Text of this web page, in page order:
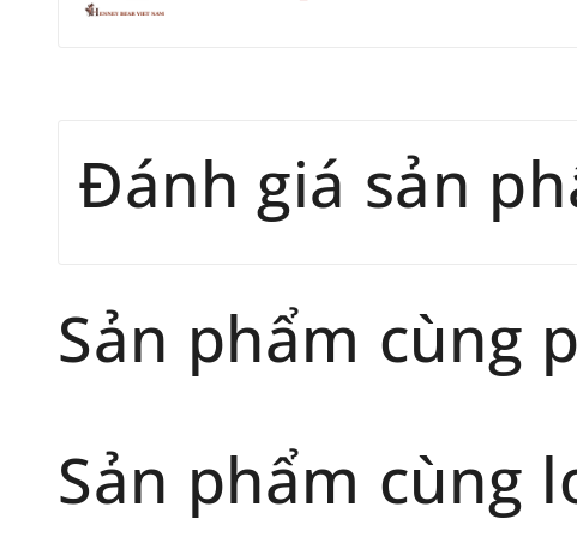
Đánh giá sản
Sản phẩm cùng
Sản phẩm cùng